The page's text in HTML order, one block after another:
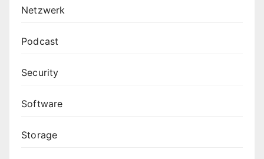
Netzwerk
Podcast
Security
Software
Storage